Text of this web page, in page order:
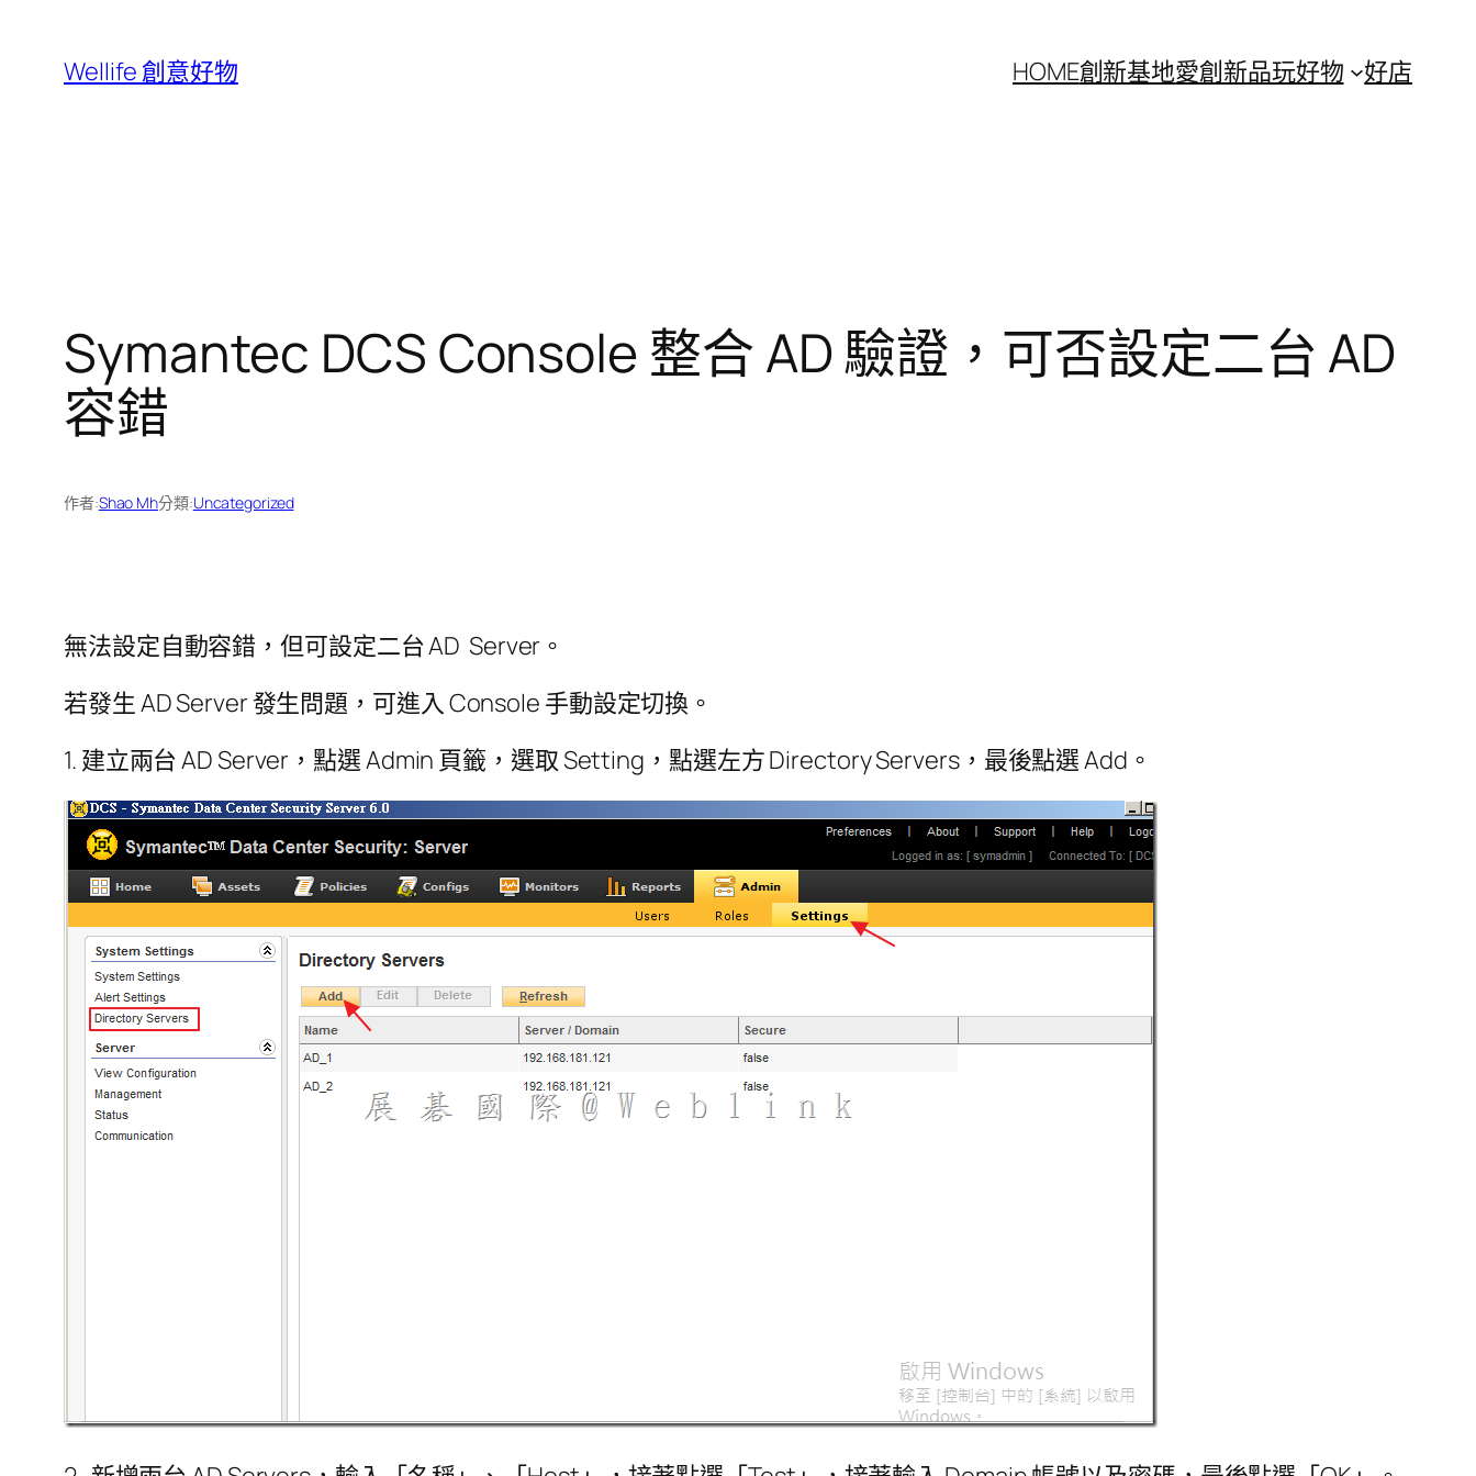
Wellife 創意好物 HOME創新基地愛創新品玩好物 好店
Symantec DCS Console 整合 AD 驗證，可否設定二台 AD
容錯
作者:Shao Mh分類:Uncategorized
無法設定自動容錯，但可設定二台 AD Server。
若發生 AD Server 發生問題，可進入 Console 手動設定切換。
1. 建立兩台 AD Server，點選 Admin 頁籤，選取 Setting，點選左方 Directory Servers，最後點選 Add。